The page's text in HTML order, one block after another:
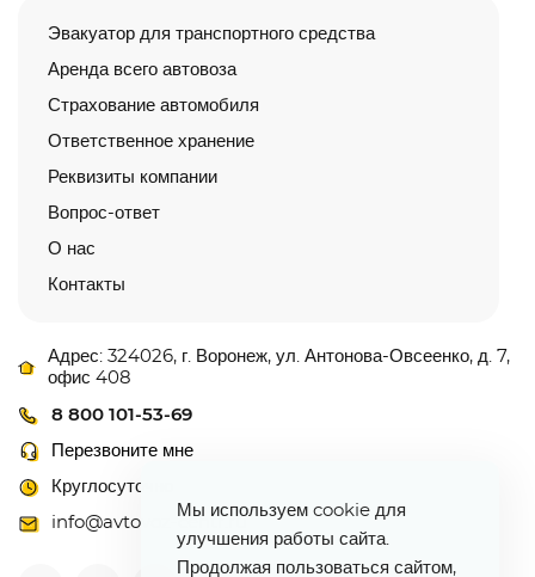
Эвакуатор для транспортного средства
Аренда всего автовоза
Страхование автомобиля
Ответственное хранение
Реквизиты компании
Вопрос-ответ
О нас
Контакты
Адрес: 324026, г. Воронеж, ул. Антонова-Овсеенко, д. 7,
офис 408
8 800 101-53-69
Перезвоните мне
Круглосуточно
info@avtovoz-centr.ru
Мы используем cookie для
улучшения работы сайта.
Продолжая пользоваться сайтом,